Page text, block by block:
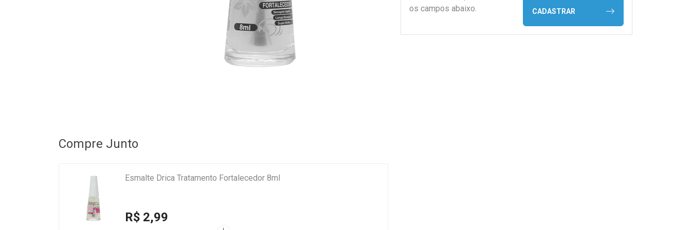
os campos abaixo.
CADASTRAR
Compre Junto
Esmalte Drica Tratamento Fortalecedor 8ml
R$ 2,99